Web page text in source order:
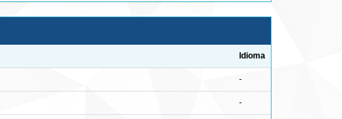
Idioma
-
-